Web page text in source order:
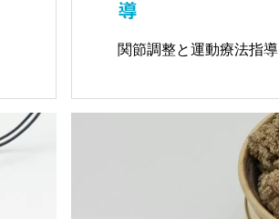
導
関節調整と運動療法指導